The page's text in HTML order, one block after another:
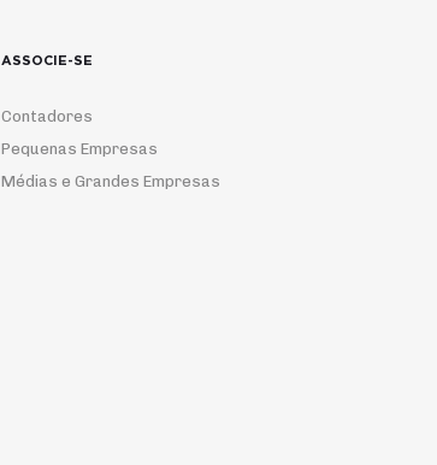
ASSOCIE-SE
Contadores
Pequenas Empresas
Médias e Grandes Empresas